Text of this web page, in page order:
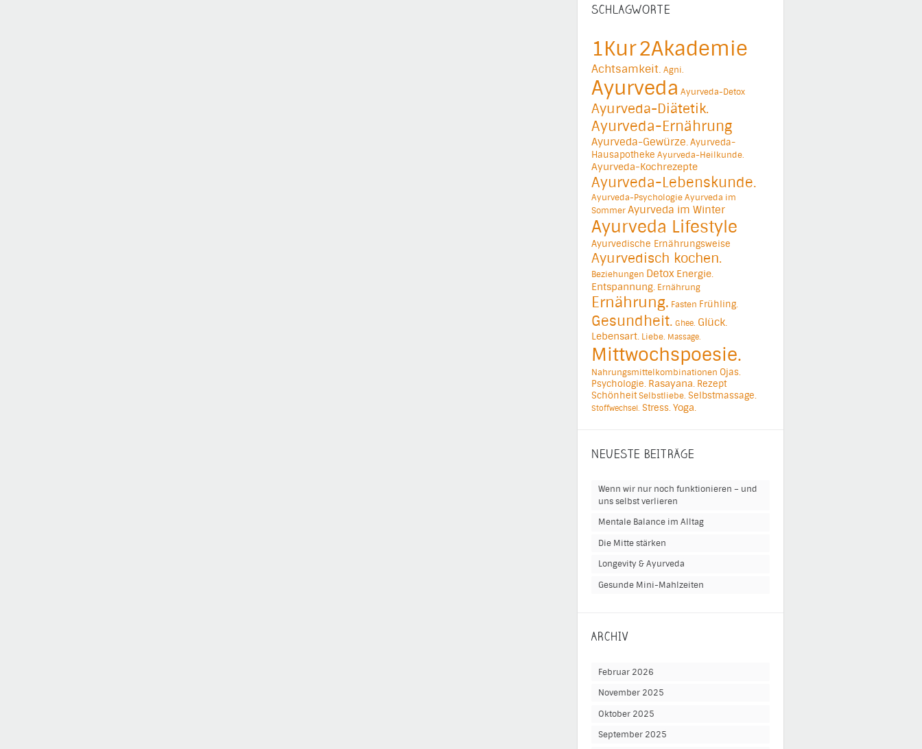
SCHLAGWORTE
1Kur2Akademie
Achtsamkeit. Agni.
Ayurveda Ayurveda-Detox
Ayurveda-Diätetik.
Ayurveda-Ernährung
Ayurveda-Gewürze.Ayurveda-
Hausapotheke Ayurveda-Heilkunde.
Ayurveda-Kochrezepte
Ayurveda-Lebenskunde.
Ayurveda-PsychologieAyurveda im
SommerAyurveda im Winter
Ayurveda Lifestyle
Ayurvedische Ernährungsweise
Ayurvedisch kochen.
Beziehungen Detox Energie.
Entspannung. Ernährung
Ernährung. Fasten Frühling.
Gesundheit. Ghee. Glück.
Lebensart. Liebe. Massage.
Mittwochspoesie.
Nahrungsmittelkombinationen Ojas.
Psychologie. Rasayana. Rezept
SchönheitSelbstliebe. Selbstmassage.
Stoffwechsel. Stress.Yoga.
NEUESTE BEITRÄGE
Wenn wir nur noch funktionieren – und
uns selbst verlieren
Mentale Balance im Alltag
Die Mitte stärken
Longevity & Ayurveda
Gesunde Mini-Mahlzeiten
ARCHIV
Februar 2026
November 2025
Oktober 2025
September 2025